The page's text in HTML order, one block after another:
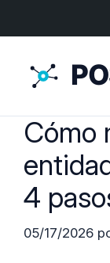
Cómo
4
05/17/2026